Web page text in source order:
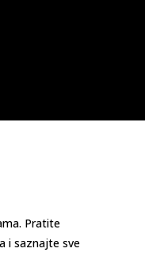
Pratite
i saznajte sve